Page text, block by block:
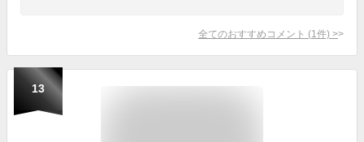
全てのおすすめコメント (1 件) >
13